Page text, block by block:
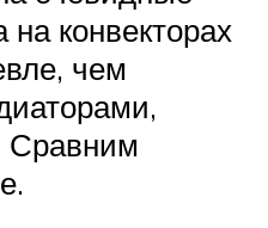
конвекторах
чем
Сравним